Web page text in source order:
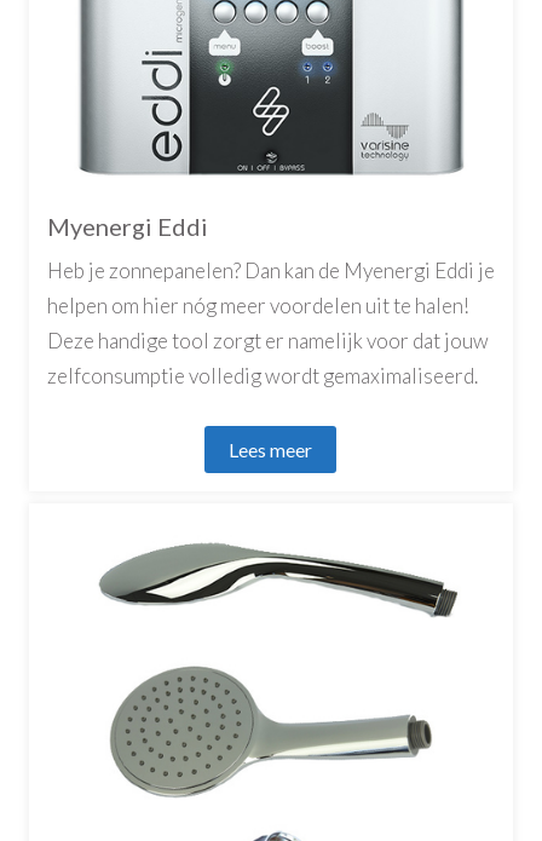
Myenergi Eddi
Heb je zonnepanelen? Dan kan de Myenergi Eddi je
helpen om hier nóg meer voordelen uit te halen!
Deze handige tool zorgt er namelijk voor dat jouw
zelfconsumptie volledig wordt gemaximaliseerd.
Lees meer